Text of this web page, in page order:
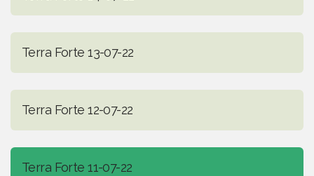
Terra Forte 13-07-22
Terra Forte 12-07-22
Terra Forte 11-07-22